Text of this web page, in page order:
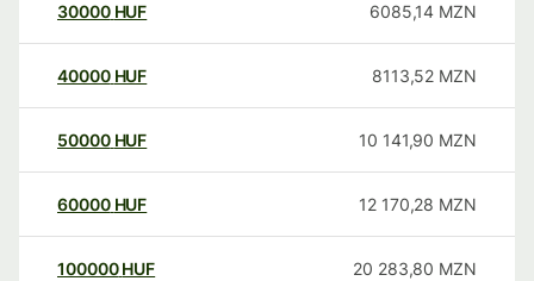
30000 HUF 6085,14 MZN
40000 HUF 8113,52 MZN
50000 HUF 10 141,90 MZN
60000 HUF 12 170,28 MZN
100000 HUF 20 283,80 MZN